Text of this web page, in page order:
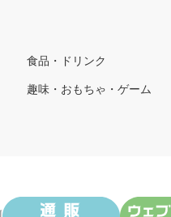
食品・ドリンク
趣味・おもちゃ・ゲーム